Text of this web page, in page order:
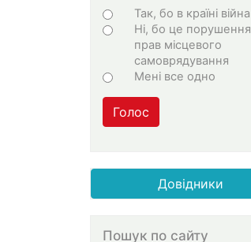
Choices
Так, бо в країні війна
Ні, бо це порушення
прав місцевого
самоврядування
Мені все одно
Голос
Довідники
Пошук по сайту